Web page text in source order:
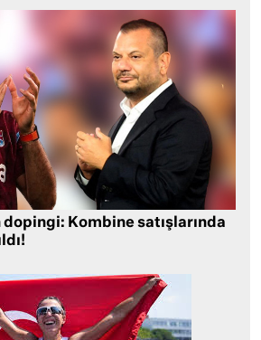
dopingi: Kombine satışlarında